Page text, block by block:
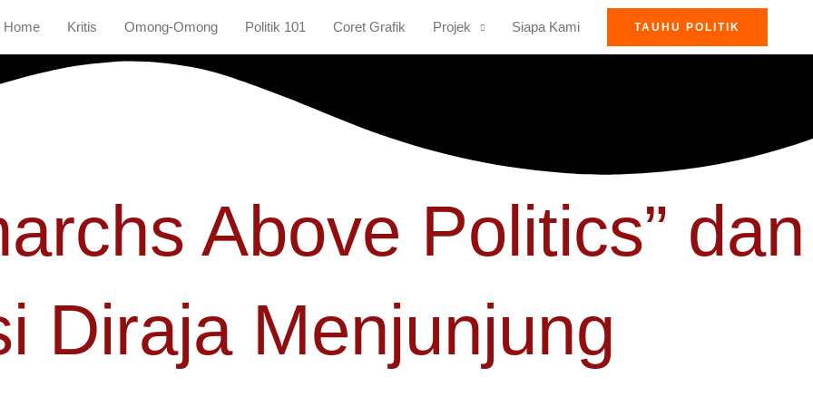
Home Kritis Omong-Omong Politik 101 Coret Grafik Projek Siapa Kami TAUHU POLITIK
Above Politics” dan
Diraja Menjunjung